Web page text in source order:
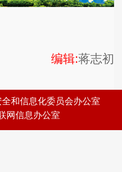
编辑:蒋志初
和信息化委员会办公室
网信息办公室